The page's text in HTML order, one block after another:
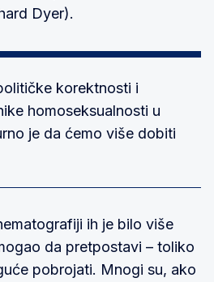
Dyer).
korektnosti i
homoseksualnosti u
je da ćemo više dobiti
ih je bilo više
da pretpostavi – toliko
pobrojati. Mnogi su, ako